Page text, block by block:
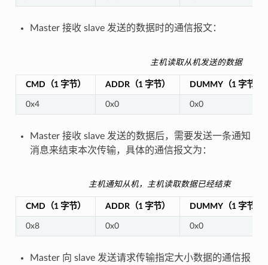
Master 接收 slave 发送的数据时的通信报文：
主机读取从机发送的数据
CMD（1 字节） ADDR（1 字节） DUMMY（1 字节）
0x4 0x0 0x0
Master 接收 slave 发送的数据后，需要发送一条通知
消息来结束本次传输，具体的通信报文为：
主机通知从机，主机读取数据已经结束
CMD（1 字节） ADDR（1 字节） DUMMY（1 字节）
0x8 0x0 0x0
Master 向 slave 发送请求传输指定大小数据的通信报